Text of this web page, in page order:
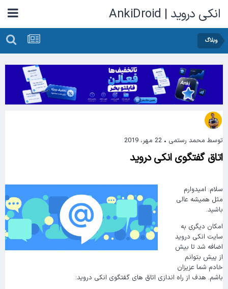
انکی دروید | AnkiDroid
وبلاگ
توسط محمد رستمی • 22 مهر، 2019
اتاق گفتگوی انکی دروید
سلام. امیدوارم
مثل همیشه عالی
باشید.
امکان دیگری به
سایت انکی دروید
اضافه شد تا بیش
از پیش بتوانم
خادم شما عزیزان
باشم. هدف از راه اندازی اتاق های گفتگوی انکی دروید: